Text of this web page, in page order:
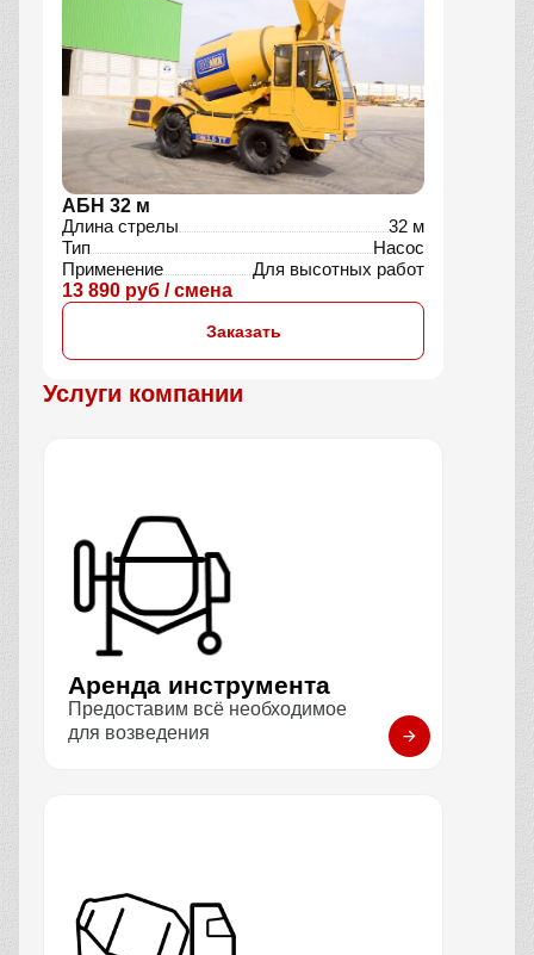
АБН 32 м
Длина стрелы
32 м
Тип
Насос
Применение
Для высотных работ
13 890 руб / смена
Заказать
Услуги компании
Аренда инструмента
Предоставим всё необходимое
для возведения